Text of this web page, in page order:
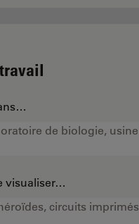
visualiser…